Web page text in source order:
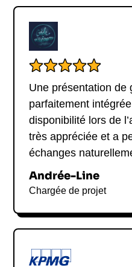
Une présentation de
parfaitement
disponibilité lors de
très appréciée et a
échanges
Andrée-Line
Chargée de projet